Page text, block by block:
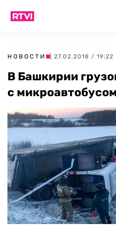
НОВОСТИ | 27.02.2018 / 19:22
В Башкирии
с